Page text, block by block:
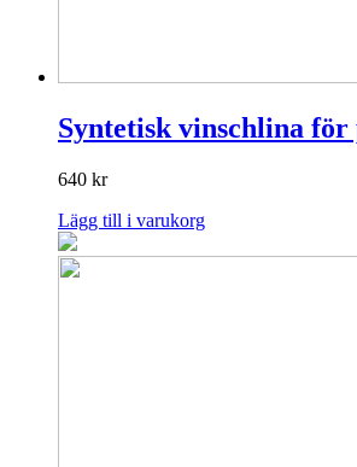
Syntetisk vinschlina för
640 kr
Lägg till i varukorg